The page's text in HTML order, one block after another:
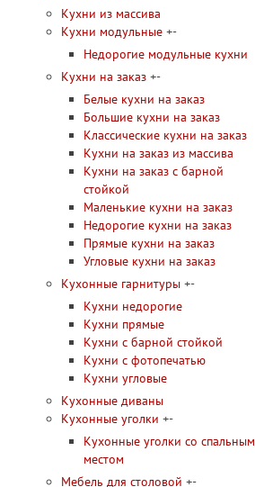
Кухни из массива
Кухни модульные +-
Недорогие модульные кухни
Кухни на заказ +-
Белые кухни на заказ
Большие кухни на заказ
Классические кухни на заказ
Кухни на заказ из массива
Кухни на заказ с барной
стойкой
Маленькие кухни на заказ
Недорогие кухни на заказ
Прямые кухни на заказ
Угловые кухни на заказ
Кухонные гарнитуры +-
Кухни недорогие
Кухни прямые
Кухни с барной стойкой
Кухни с фотопечатью
Кухни угловые
Кухонные диваны
Кухонные уголки +-
Кухонные уголки со спальным
местом
Мебель для столовой +-